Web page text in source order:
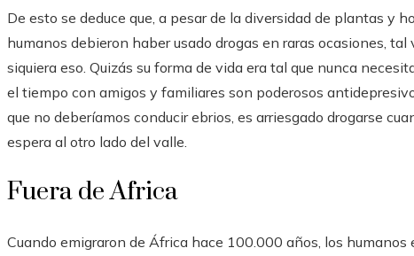
De esto se deduce que, a pesar de la diversidad de plantas y
humanos debieron haber usado drogas en raras ocasiones,
siquiera eso. Quizás su forma de vida era tal que nunca
el tiempo con amigos y familiares son poderosos
que no deberíamos conducir ebrios, es arriesgado drogarse
espera al otro lado del valle.
Fuera de Africa
Cuando emigraron de África hace 100.000 años, los